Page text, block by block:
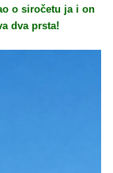
o siročetu ja i on
dva prsta!